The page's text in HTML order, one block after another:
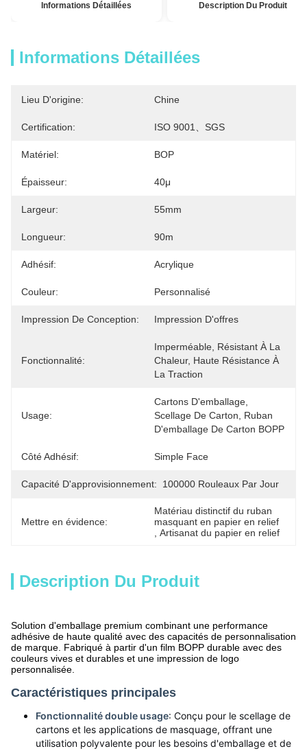
Informations Détaillées Description Du Produit
Informations Détaillées
Lieu D'origine: Chine
Certification: ISO 9001、SGS
Matériel: BOP
Épaisseur: 40μ
Largeur: 55mm
Longueur: 90m
Adhésif: Acrylique
Couleur: Personnalisé
Impression De Conception: Impression D'offres
Fonctionnalité:
Imperméable, Résistant À La
Chaleur, Haute Résistance À
La Traction
Usage:
Cartons D'emballage,
Scellage De Carton, Ruban
D'emballage De Carton BOPP
Côté Adhésif: Simple Face
Capacité D'approvisionnement: 100000 Rouleaux Par Jour
Mettre en évidence:
Matériau distinctif du ruban
masquant en papier en relief
Artisanat du papier en relief
Description Du Produit
Solution d'emballage premium combinant une performance
adhésive de haute qualité avec des capacités de personnalisation
de marque. Fabriqué à partir d'un film BOPP durable avec des
couleurs vives et durables et une impression de logo
personnalisée.
Caractéristiques principales
Fonctionnalité double usage: Conçu pour le scellage de
cartons et les applications de masquage, offrant une
utilisation polyvalente pour les besoins d'emballage et de